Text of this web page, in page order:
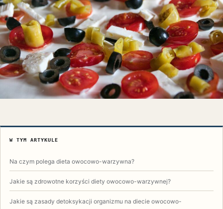
W TYM ARTYKULE
Na czym polega dieta owocowo-warzywna?
Jakie są zdrowotne korzyści diety owocowo-warzywnej?
Jakie są zasady detoksykacji organizmu na diecie owocowo-